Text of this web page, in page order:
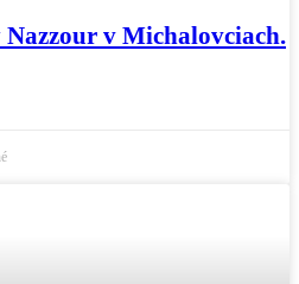
v Michalovciach.